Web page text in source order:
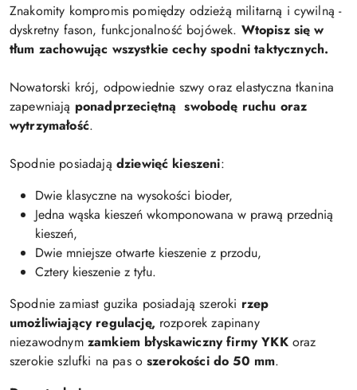
Znakomity kompromis pomiędzy odzieżą militarną i cywilną -
dyskretny fason, funkcjonalność bojówek. Wtopisz się w
tłum zachowując wszystkie cechy spodni taktycznych.
Nowatorski krój, odpowiednie szwy oraz elastyczna tkanina
zapewniają ponadprzeciętną swobodę ruchu oraz
wytrzymałość.
Spodnie posiadają dziewięć kieszeni:
Dwie klasyczne na wysokości bioder,
Jedna wąska kieszeń wkomponowana w prawą przednią
kieszeń,
Dwie mniejsze otwarte kieszenie z przodu,
Cztery kieszenie z tyłu.
Spodnie zamiast guzika posiadają szeroki rzep
umożliwiający regulację, rozporek zapinany
niezawodnym zamkiem błyskawiczny firmy YKK oraz
szerokie szlufki na pas oszerokości do 50 mm.